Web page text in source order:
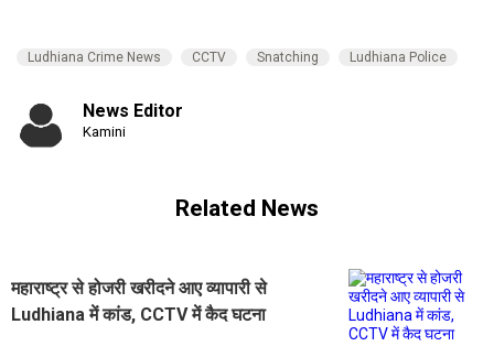
Ludhiana Crime News CCTV Snatching Ludhiana Police
News Editor
Kamini
Related News
महाराष्ट्र से होजरी खरीदने आए व्यापारी से
Ludhiana में कांड, CCTV में कैद घटना